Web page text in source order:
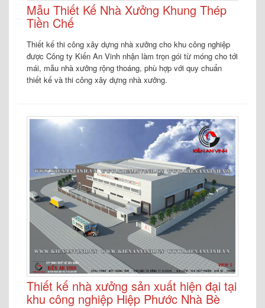
Mẫu Thiết Kế Nhà Xưởng Khung Thép
Tiền Chế
Thiết kế thi công xây dựng nhà xưởng cho khu công nghiệp
được Công ty Kiến An Vinh nhận làm trọn gói từ móng cho tới
mái, mẫu nhà xưởng rộng thoáng, phù hợp với quy chuẩn
thiết kế và thi công xây dựng nhà xưởng.
Thiết kế nhà xưởng sản xuất hiện đại tại
khu công nghiệp Hiệp Phước Nhà Bè